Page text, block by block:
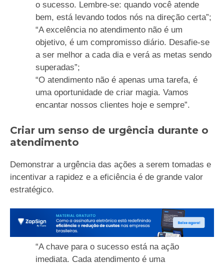
o sucesso. Lembre-se: quando você atende
bem, está levando todos nós na direção certa”;
“A excelência no atendimento não é um
objetivo, é um compromisso diário. Desafie-se
a ser melhor a cada dia e verá as metas sendo
superadas”;
“O atendimento não é apenas uma tarefa, é
uma oportunidade de criar magia. Vamos
encantar nossos clientes hoje e sempre”.
Criar um senso de urgência durante o
atendimento
Demonstrar a urgência das ações a serem tomadas e
incentivar a rapidez e a eficiência é de grande valor
estratégico.
“A chave para o sucesso está na ação
imediata. Cada atendimento é uma